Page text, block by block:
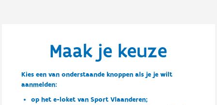
Maak je keuze
Kies een van onderstaande knoppen als je je wilt
aanmelden:
op het e-loket van Sport Vlaanderen;